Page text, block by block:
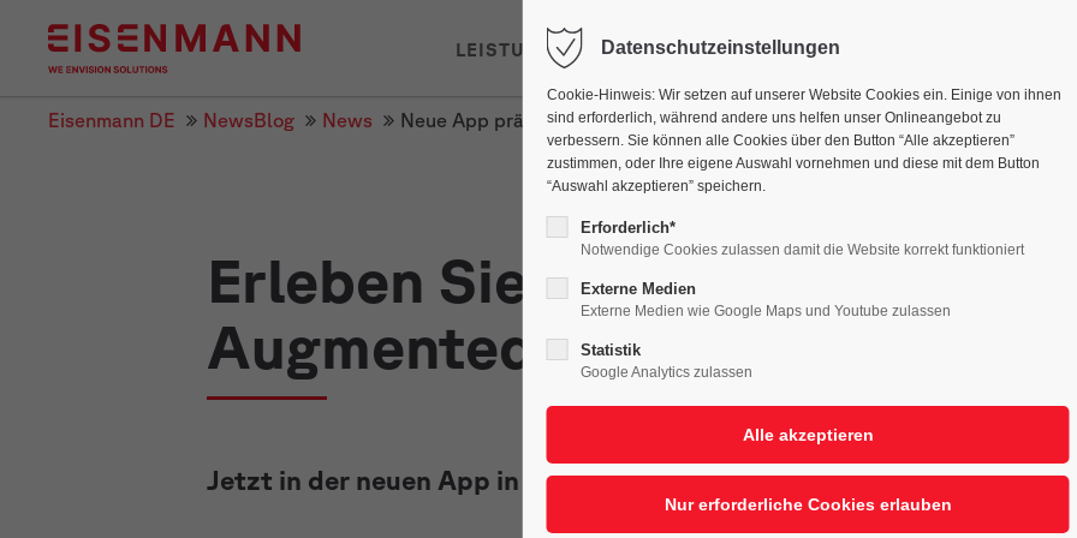
LEISTUNGEN UNTERNEHMEN
Eisenmann DE NewsBlog News Neue App präsentiert E-Cube System in Augmented Reality!
Erleben Sie das E-Cube
Augmented Reality!
Jetzt in der neuen App in Ihrem App-Store verfügbar.
Datenschutzeinstellungen
Cookie-Hinweis: Wir setzen auf unserer Website Cookies ein. Einige von ihnen
sind erforderlich, während andere uns helfen unser Onlineangebot zu
verbessern. Sie können alle Cookies über den Button “Alle akzeptieren”
zustimmen, oder Ihre eigene Auswahl vornehmen und diese mit dem Button
“Auswahl akzeptieren” speichern.
Erforderlich*
Notwendige Cookies zulassen damit die Website korrekt funktioniert
Externe Medien
Externe Medien wie Google Maps und Youtube zulassen
Statistik
Google Analytics zulassen